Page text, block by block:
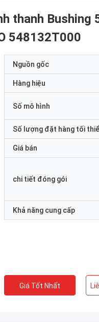
thanh Bushing
548132T000
Nguồn gốc
Hàng hiệu
Số mô hình
Số lượng đặt hàng tối
Giá bán
chi tiết đóng gói
Khả năng cung cấp
Giá Tốt Nhất